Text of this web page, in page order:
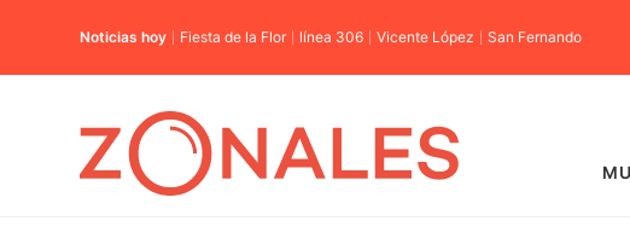
Noticias hoy Fiesta de la Flor línea 306 Vicente López San Fernando